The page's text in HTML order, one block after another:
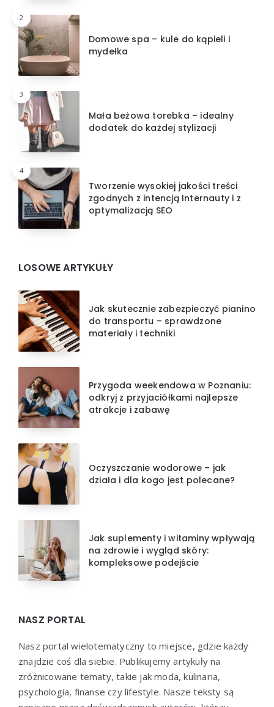
2
Domowe spa – kule do kąpieli i
mydełka
3
Mała beżowa torebka – idealny
dodatek do każdej stylizacji
4
Tworzenie wysokiej jakości treści
zgodnych z intencją Internauty i z
optymalizacją SEO
LOSOWE ARTYKUŁY
Jak skutecznie zabezpieczyć pianino
do transportu – sprawdzone
materiały i techniki
Przygoda weekendowa w Poznaniu:
odkryj z przyjaciółkami najlepsze
atrakcje i zabawę
Oczyszczanie wodorowe – jak
działa i dla kogo jest polecane?
Jak suplementy i witaminy wpływają
na zdrowie i wygląd skóry:
kompleksowe podejście
NASZ PORTAL
Nasz portal wielotematyczny to miejsce, gdzie każdy
znajdzie coś dla siebie. Publikujemy artykuły na
zróżnicowane tematy, takie jak moda, kulinaria,
psychologia, finanse czy lifestyle. Nasze teksty są